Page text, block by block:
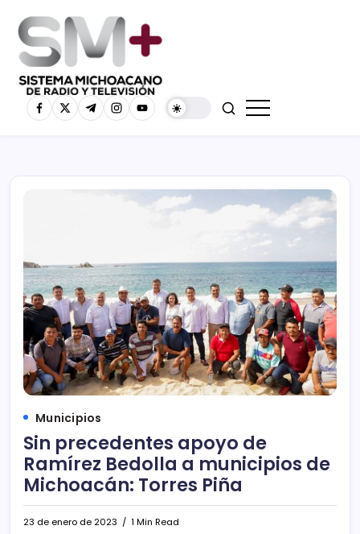
Municipios
Sin precedentes apoyo de
Ramírez Bedolla a municipios de
Michoacán: Torres Piña
23 de enero de 2023 1 Min Read